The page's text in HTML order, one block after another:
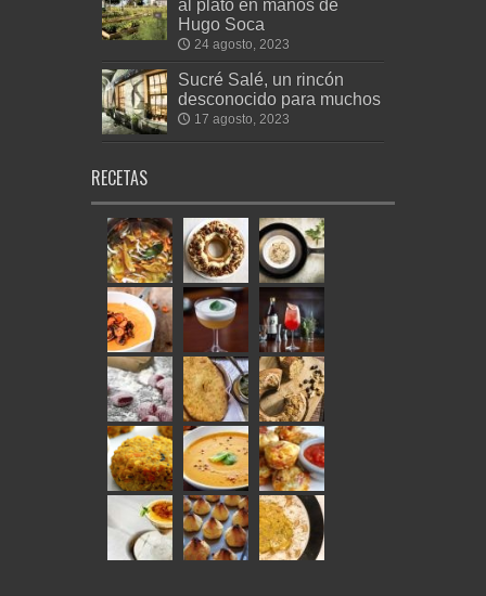
al plato en manos de
Hugo Soca
24 agosto, 2023
Sucré Salé, un rincón
desconocido para muchos
17 agosto, 2023
RECETAS